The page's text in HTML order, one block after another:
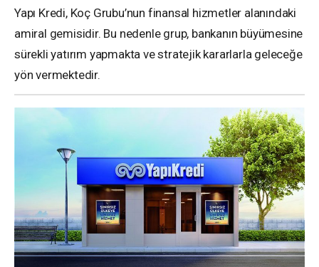
Yapı Kredi, Koç Grubu’nun finansal hizmetler alanındaki
amiral gemisidir. Bu nedenle grup, bankanın büyümesine
sürekli yatırım yapmakta ve stratejik kararlarla geleceğe
yön vermektedir.